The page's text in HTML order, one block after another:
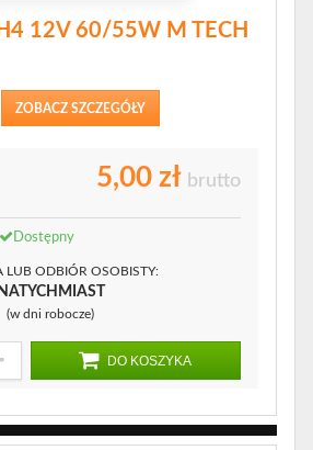
12V 60/55W M TECH
ZOBACZ SZCZEGÓŁY
5,00 zł brutto
Dostępny
LUB ODBIÓR OSOBISTY:
NATYCHMIAST
(w dni robocze)
DO KOSZYKA